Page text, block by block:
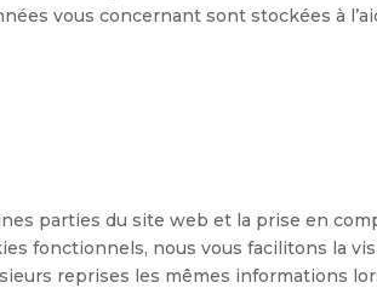
vous concernant sont stockées à
parties du site web et la prise en
fonctionnels, nous vous facilitons la
reprises les mêmes informations